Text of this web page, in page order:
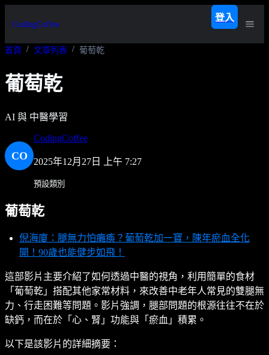
CodingCoffee
登入
首頁 文章列表 葡萄乾
葡萄乾
AI 與 中醫學習
CO
CodingCoffee
2025年12月27日 上午 7:27
預設類別
葡萄乾
倪海廈：腿無力怕癱瘓？葡萄乾加一寶，陳年瘀血全化
開！90歲也能健步如飛！
這部影片主要介紹了如何透過中醫的視角，利用簡單的食材
「葡萄乾」搭配其他家常材料，來改善中老年人常見的雙腿無
力、行走困難等問題。影片強調，腿部問題的根源往往不在於
缺鈣，而在於「心、腎」功能與「瘀血」積累。
以下是該影片的詳細摘要：